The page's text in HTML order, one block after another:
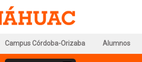
portada
Campus Córdoba-Orizaba Alumnosde
Red